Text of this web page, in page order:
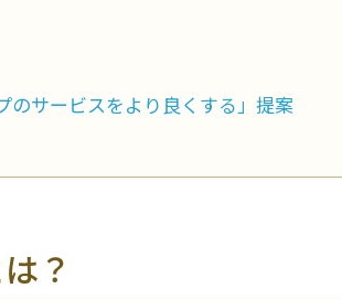
のサービスをより良くする」提案
？